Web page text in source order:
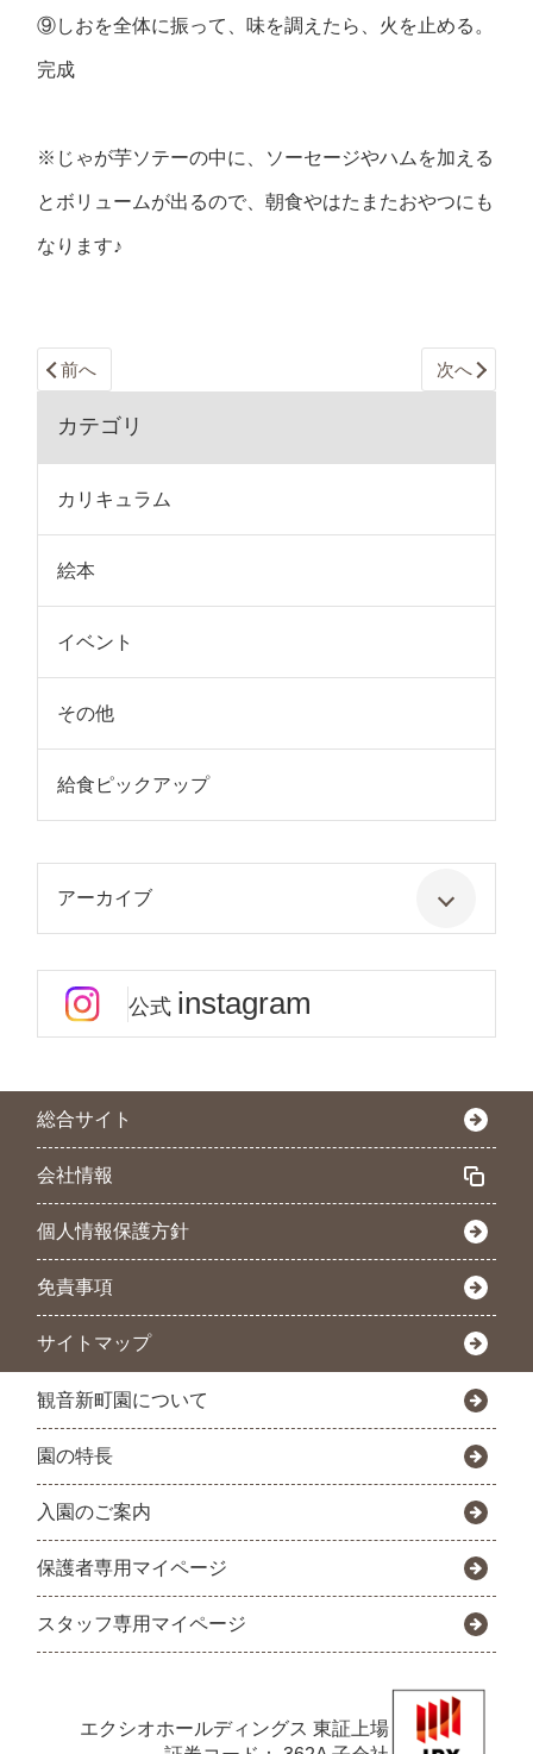
⑨しおを全体に振って、味を調えたら、火を止める。
完成
※じゃが芋ソテーの中に、ソーセージやハムを加える
とボリュームが出るので、朝食やはたまたおやつにも
なります♪
前へ 次へ
カテゴリ
カリキュラム
絵本
イベント
その他
給食ピックアップ
アーカイブ
公式 instagram
総合サイト
会社情報
個人情報保護方針
免責事項
サイトマップ
観音新町園について
園の特長
入園のご案内
保護者専用マイページ
スタッフ専用マイページ
エクシオホールディングス 東証上場